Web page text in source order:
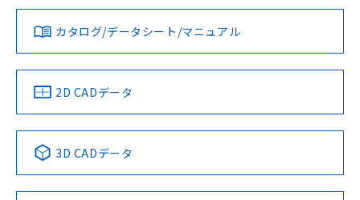
ダウンロードデータをご利用いただく前に、以下を必ずお読
みください。
ソフトウェアの使用条件
対応済み
中国 RoHS 注意事項・凡例
Pb Hg Cd Cr(VI)
LR型式承認
（イギリス
船舶規格）
DNV型式承認
（ノルウェー
BV型式承認
（フランス
KR型式
（韓国
No No No No
この製品の規格認証/適合状況ページへ
その他の認証はこちらのページからご検索ください
カタログ/データシート/マニュアル
2D CADデータ
3D CADデータ